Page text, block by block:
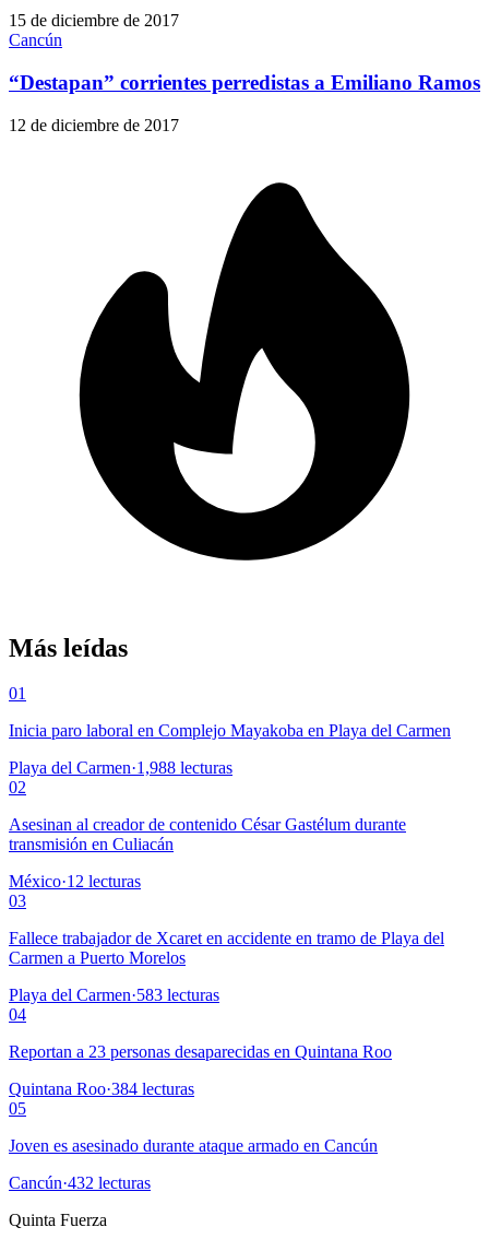
15 de diciembre de 2017
Cancún
“Destapan” corrientes perredistas a Emiliano Ramos
12 de diciembre de 2017
Más leídas
01
Inicia paro laboral en Complejo Mayakoba en Playa del Carmen
Playa del Carmen·1,988 lecturas
02
Asesinan al creador de contenido César Gastélum durante
transmisión en Culiacán
México·12 lecturas
03
Fallece trabajador de Xcaret en accidente en tramo de Playa del
Carmen a Puerto Morelos
Playa del Carmen·583 lecturas
04
Reportan a 23 personas desaparecidas en Quintana Roo
Quintana Roo·384 lecturas
05
Joven es asesinado durante ataque armado en Cancún
Cancún·432 lecturas
Quinta Fuerza